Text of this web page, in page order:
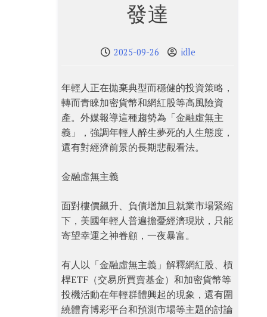
發達
2025-09-26 idle
年輕人正在拋棄典型而穩健的投資策略，
轉而青睞加密貨幣和網紅股等高風險資
產。外媒報導這種趨勢為「金融虛無主
義」，強調年輕人醉生夢死的人生態度，
還有對經濟前景的長期悲觀看法。
金融虛無主義
面對樓價飆升、負債增加且就業市場緊縮
下，美國年輕人普遍擔憂經濟現狀，只能
寄望幸運之神眷顧，一夜暴富。
有人以「金融虛無主義」解釋網紅股、槓
桿ETF（交易所買賣基金）和加密貨幣等
投機活動在年輕群體興起的現象，還有圍
繞體育博彩平台和預測市場等主題的討論